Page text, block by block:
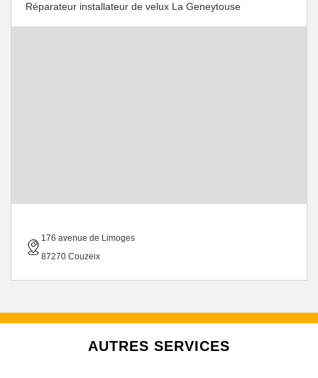
Réparateur installateur de velux La Geneytouse
176 avenue de Limoges
87270 Couzeix
AUTRES SERVICES